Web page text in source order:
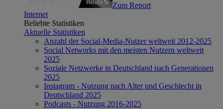
Zum Report
Internet
Beliebte Statistiken
Aktuelle Statistiken
Anzahl der Social-Media-Nutzer weltweit 2012-2025
Social Networks mit den meisten Nutzern weltweit
2025
Soziale Netzwerke in Deutschland nach Generationen
2025
Instagram - Nutzung nach Alter und Geschlecht in
Deutschland 2025
Podcasts - Nutzung 2016-2025